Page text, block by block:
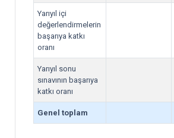
Yarıyıl içi
değerlendirmelerin
başarıya katkı
oranı
Yarıyıl sonu
sınavının başarıya
katkı oranı
Genel toplam